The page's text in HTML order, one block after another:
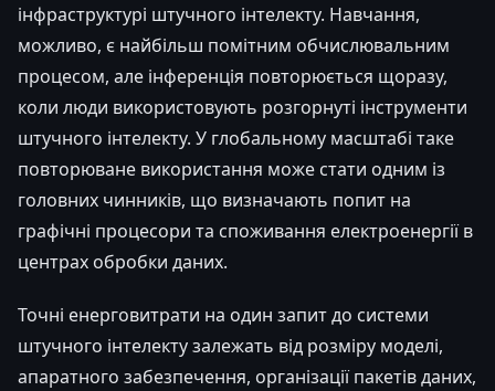
інфраструктурі штучного інтелекту. Навчання,
можливо, є найбільш помітним обчислювальним
процесом, але інференція повторюється щоразу,
коли люди використовують розгорнуті інструменти
штучного інтелекту. У глобальному масштабі таке
повторюване використання може стати одним із
головних чинників, що визначають попит на
графічні процесори та споживання електроенергії в
центрах обробки даних.
Точні енерговитрати на один запит до системи
штучного інтелекту залежать від розміру моделі,
апаратного забезпечення, організації пакетів даних,